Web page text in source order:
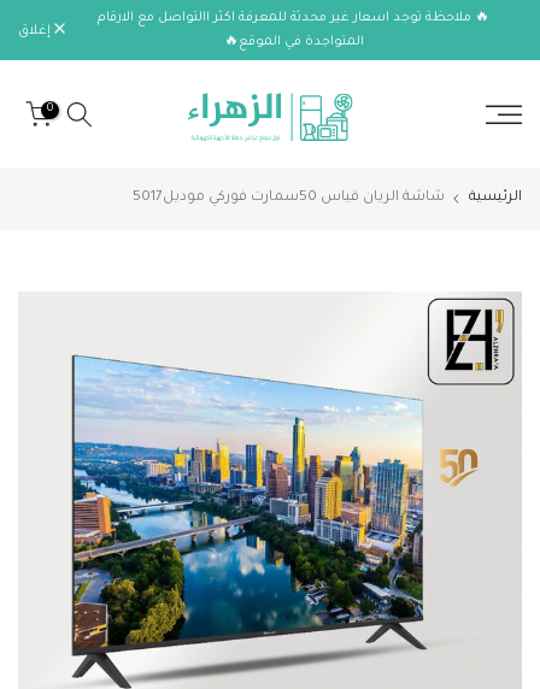
الانتقال🔥 ملاحظة توجد اسعار غير محدثة للمعرفة اكثر االتواصل مع الارقام
المتواجدة في الموقع🔥
إغلاق
0
الرئيسية شاشة الريان قياس 50سمارت فوركي موديل5017